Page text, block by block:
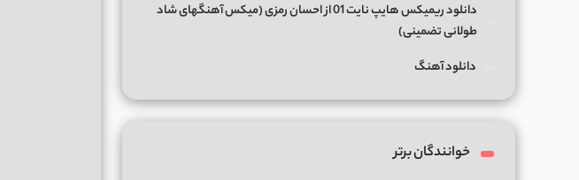
دانلود ریمیکس هایپ نایت 01 از احسان رمزی (میکس آهنگهای شاد
طولانی تضمینی)
دانلود آهنگ
خوانندگان برتر